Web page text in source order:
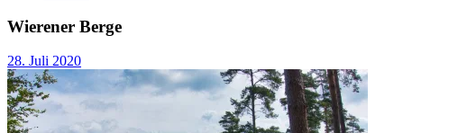
Wierener Berge
28. Juli 2020